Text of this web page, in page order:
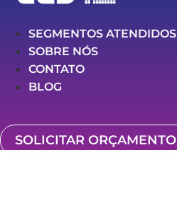
SEGMENTOS ATENDIDOS
SOBRE NÓS
CONTATO
BLOG
SOLICITAR ORÇAMENTO